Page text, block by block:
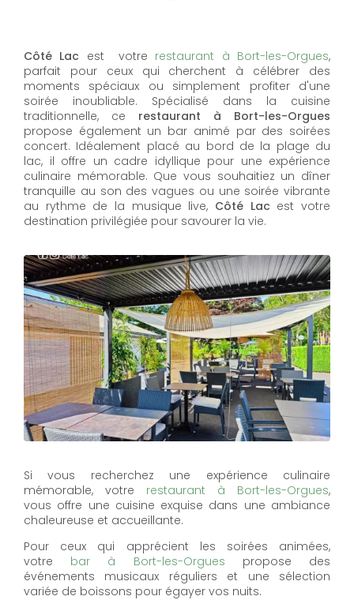
Côté Lac est votre restaurant à Bort-les-Orgues,
parfait pour ceux qui cherchent à célébrer des
moments spéciaux ou simplement profiter d'une
soirée inoubliable. Spécialisé dans la cuisine
traditionnelle, ce restaurant à Bort-les-Orgues
propose également un bar animé par des soirées
concert. Idéalement placé au bord de la plage du
lac, il offre un cadre idyllique pour une expérience
culinaire mémorable. Que vous souhaitiez un dîner
tranquille au son des vagues ou une soirée vibrante
au rythme de la musique live, Côté Lac est votre
destination privilégiée pour savourer la vie.
Si vous recherchez une expérience culinaire
mémorable, votre restaurant à Bort-les-Orgues,
vous offre une cuisine exquise dans une ambiance
chaleureuse et accueillante.
Pour ceux qui apprécient les soirées animées,
votre bar à Bort-les-Orgues propose des
événements musicaux réguliers et une sélection
variée de boissons pour égayer vos nuits.